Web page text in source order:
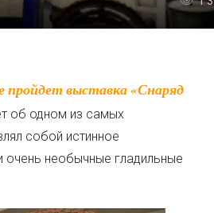
об одном из самых
собой истинное
очень необычные гладильные